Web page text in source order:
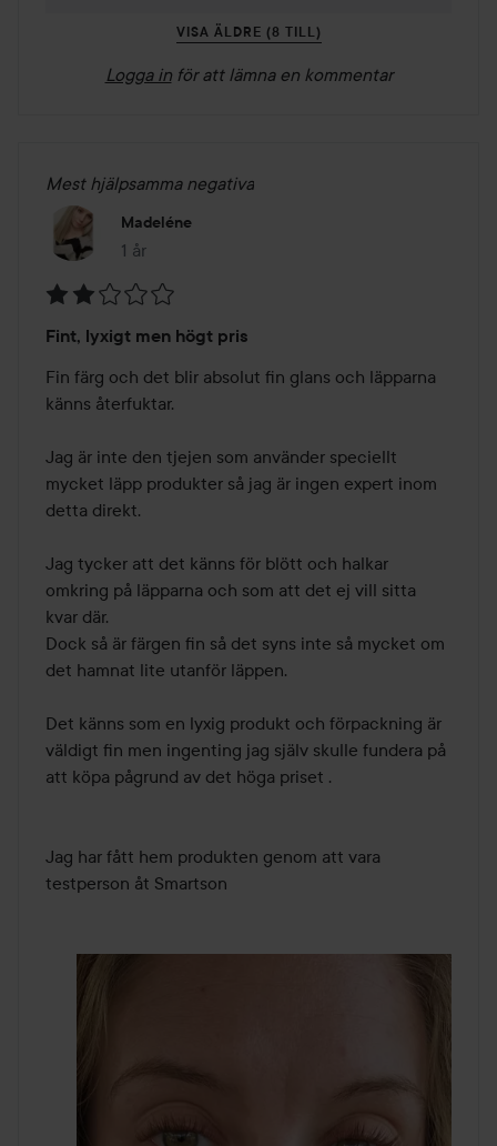
VISA ÄLDRE (8 TILL)
Logga in för att lämna en kommentar
Mest hjälpsamma negativa
Madeléne
1 år
Inlägget skapades 1 år
2
av
5
Fint, lyxigt men högt pris
Fin färg och det blir absolut fin glans och läpparna
känns återfuktar.
Jag är inte den tjejen som använder speciellt
mycket läpp produkter så jag är ingen expert inom
detta direkt.
Jag tycker att det känns för blött och halkar
omkring på läpparna och som att det ej vill sitta
kvar där.
Dock så är färgen fin så det syns inte så mycket om
det hamnat lite utanför läppen.
Det känns som en lyxig produkt och förpackning är
väldigt fin men ingenting jag själv skulle fundera på
att köpa pågrund av det höga priset .
Jag har fått hem produkten genom att vara
testperson åt Smartson